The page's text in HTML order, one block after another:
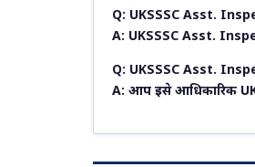
Q: UKSSSC Asst.
A: UKSSSC Asst.
Q: UKSSSC Asst.
A: आप इसे आधिकारिक